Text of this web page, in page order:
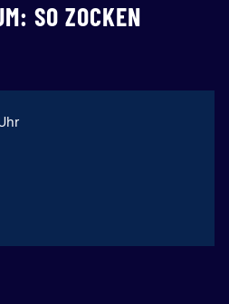
SO ZOCKEN